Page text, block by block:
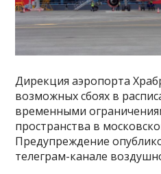
Дирекция аэропорта
возможных сбоях в
временными
пространства в
Предупреждение
телеграм-канале